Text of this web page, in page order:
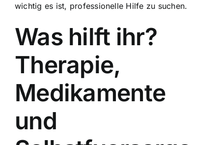
wichtig es ist, professionelle Hilfe zu suchen.
Was hilft ihr?
Therapie,
Medikamente
und